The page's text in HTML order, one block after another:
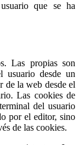
que se ha
Las propias son
usuario desde un
de la web desde el
Las cookies de
del usuario
por el editor, sino
de las cookies.